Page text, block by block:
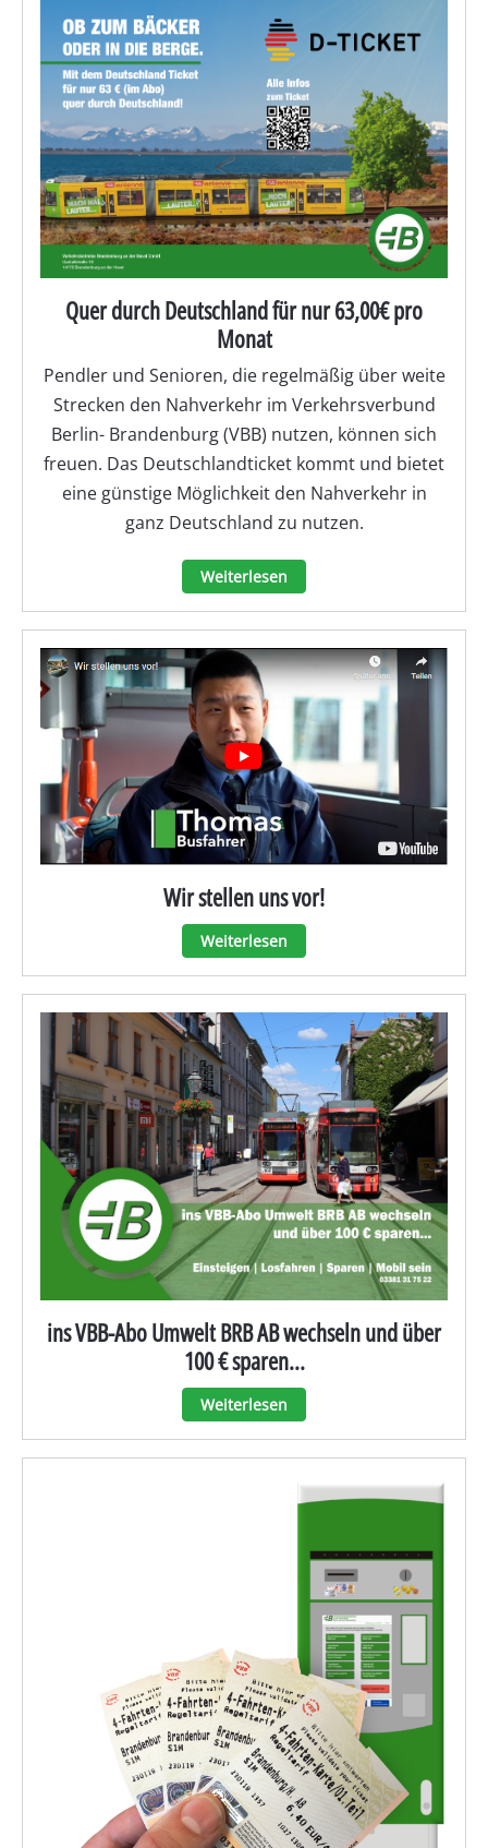
Quer durch Deutschland für nur 63,00€ pro
Monat
Pendler und Senioren, die regelmäßig über weite
Strecken den Nahverkehr im Verkehrsverbund
Berlin- Brandenburg (VBB) nutzen, können sich
freuen. Das Deutschlandticket kommt und bietet
eine günstige Möglichkeit den Nahverkehr in
ganz Deutschland zu nutzen.
Weiterlesen
Wir stellen uns vor!
Weiterlesen
ins VBB-Abo Umwelt BRB AB wechseln und über
100 € sparen...
Weiterlesen